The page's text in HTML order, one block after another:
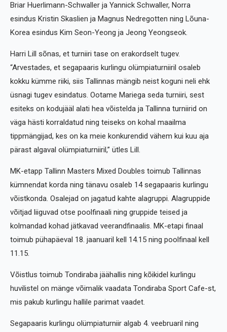
Briar Huerlimann-Schwaller ja Yannick Schwaller, Norra
esindus Kristin Skaslien ja Magnus Nedregotten ning Lõuna-
Korea esindus Kim Seon-Yeong ja Jeong Yeongseok.
Harri Lill sõnas, et turniiri tase on erakordselt tugev.
“Arvestades, et segapaaris kurlingu olümpiaturniiril osaleb
kokku kümme riiki, siis Tallinnas mängib neist koguni neli ehk
üsnagi tugev esindatus. Ootame Mariega seda turniiri, sest
esiteks on kodujääl alati hea võistelda ja Tallinna turniirid on
väga hästi korraldatud ning teiseks on kohal maailma
tippmängijad, kes on ka meie konkurendid vähem kui kuu aja
pärast algaval olümpiaturniiril,” ütles Lill.
MK-etapp Tallinn Masters Mixed Doubles toimub Tallinnas
kümnendat korda ning tänavu osaleb 14 segapaaris kurlingu
võistkonda. Osalejad on jagatud kahte alagruppi. Alagruppide
võitjad liiguvad otse poolfinaali ning gruppide teised ja
kolmandad kohad jätkavad veerandfinaalis. MK-etapi finaal
toimub pühapäeval 18. jaanuaril kell 14.15 ning poolfinaal kell
11.15.
Võistlus toimub Tondiraba jäähallis ning kõikidel kurlingu
huvilistel on mänge võimalik vaadata Tondiraba Sport Cafe-st,
mis pakub kurlingu hallile parimat vaadet.
Segapaaris kurlingu olümpiaturniir algab 4. veebruaril ning